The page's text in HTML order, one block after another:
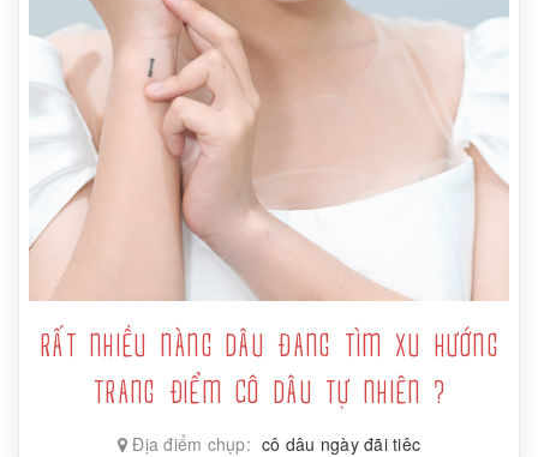
RẤT NHIỀU NÀNG DÂU ĐANG TÌM XU HƯỚNG
TRANG ĐIỂM CÔ DÂU TỰ NHIÊN ?
Địa điểm chụp: cô dâu ngày đãi tiêc